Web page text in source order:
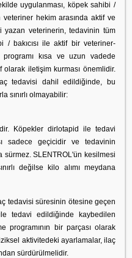
uygulanması, köpek sahibi /
veteriner hekim arasında aktif ve
yazan veterinerin, tedavinin tüm
/ bakıcısı ile aktif bir veteriner-
kısa ve uzun vadede
olarak iletişim kurması önemlidir.
tedavisi dahil edildiğinde, bu
sınırlı olmayabilir:
Köpekler dirlotapid ile tedavi
sadece geçicidir ve tedavinin
SLENTROL'ün kesilmesi
değilse kilo alımı meydana
tedavisi süresinin ötesine geçen
tedavi edildiğinde kaybedilen
programının bir parçası olarak
aktivitedeki ayarlamalar, ilaç
sürdürülmelidir.